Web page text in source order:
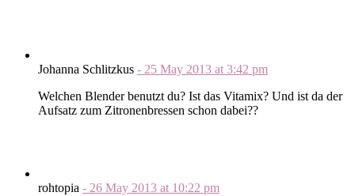
Johanna Schlitzkus - 25 May 2013 at 3:42 pm
Welchen Blender benutzt du? Ist das Vitamix? Und ist da der
Aufsatz zum Zitronenbressen schon dabei??
rohtopia - 26 May 2013 at 10:22 pm